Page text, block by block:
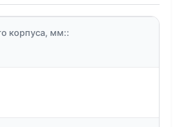
корпуса, мм::